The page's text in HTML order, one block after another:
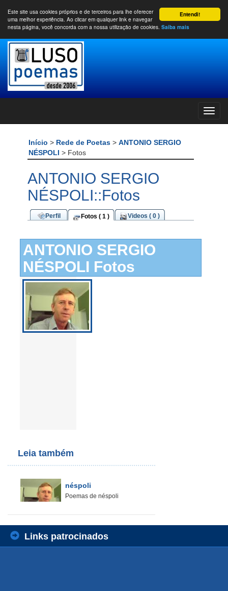
Entendi!
Este site usa cookies próprios e de terceiros para lhe oferecer
uma melhor experiência. Ao clicar em qualquer link e navegar
nesta página, você concorda com a nossa utilização de cookies. Saiba mais
Início > Rede de Poetas > ANTONIO SERGIO
NÉSPOLI > Fotos
ANTONIO SERGIO
NÉSPOLI::Fotos
Perfil Fotos ( 1 ) Videos ( 0 )
ANTONIO SERGIO
NÉSPOLI Fotos
Leia também
néspoli
Poemas de néspoli
Links patrocinados